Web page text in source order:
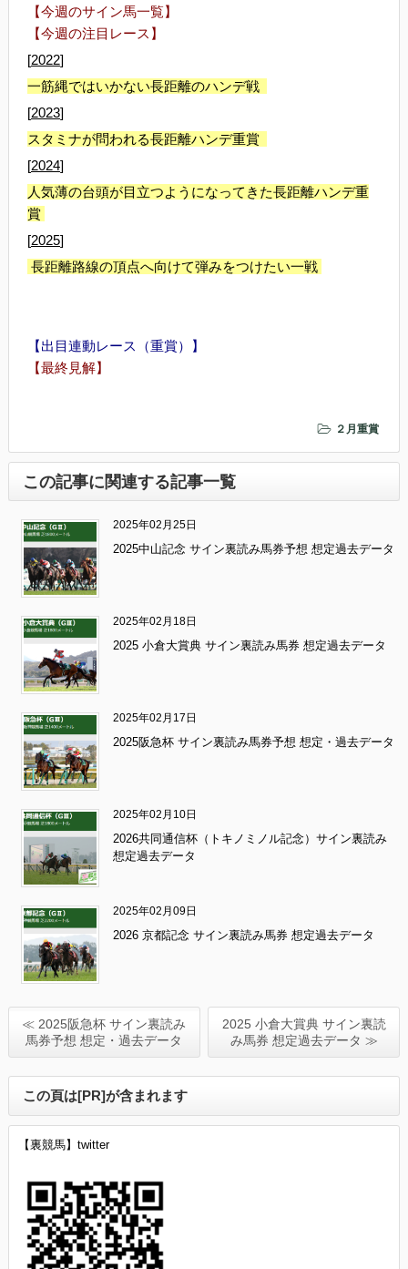
【今週のサイン馬一覧】
【今週の注目レース】
[2022]
一筋縄ではいかない長距離のハンデ戦
[2023]
スタミナが問われる長距離ハンデ重賞
[2024]
人気薄の台頭が目立つようになってきた長距離ハンデ重
賞
[2025]
長距離路線の頂点へ向けて弾みをつけたい一戦
【出目連動レース（重賞）】
【最終見解】
２月重賞
この記事に関連する記事一覧
2025年02月25日
2025中山記念 サイン裏読み馬券予想 想定過去データ
2025年02月18日
2025 小倉大賞典 サイン裏読み馬券 想定過去データ
2025年02月17日
2025阪急杯 サイン裏読み馬券予想 想定・過去データ
2025年02月10日
2026共同通信杯（トキノミノル記念）サイン裏読み
想定過去データ
2025年02月09日
2026 京都記念 サイン裏読み馬券 想定過去データ
≪ 2025阪急杯 サイン裏読み
馬券予想 想定・過去データ
2025 小倉大賞典 サイン裏読
み馬券 想定過去データ ≫
この頁は[PR]が含まれます
【裏競馬】twitter